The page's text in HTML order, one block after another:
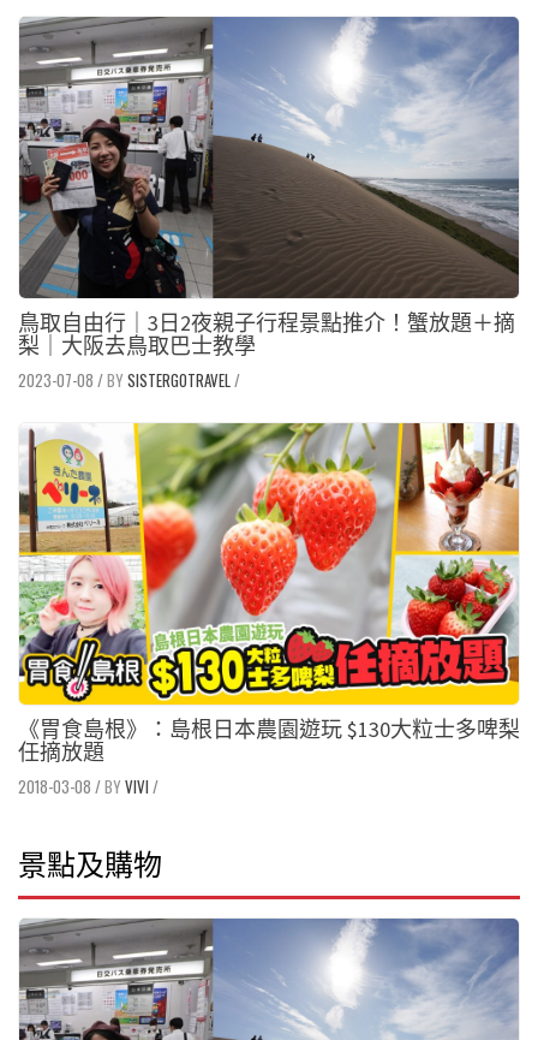
鳥取自由行｜3日2夜親子行程景點推介！蟹放題＋摘
梨｜大阪去鳥取巴士教學
2023-07-08 / SISTERGOTRAVEL/
《胃食島根》：島根日本農園遊玩 $130大粒士多啤梨
任摘放題
2018-03-08 / VIVI /
景點及購物